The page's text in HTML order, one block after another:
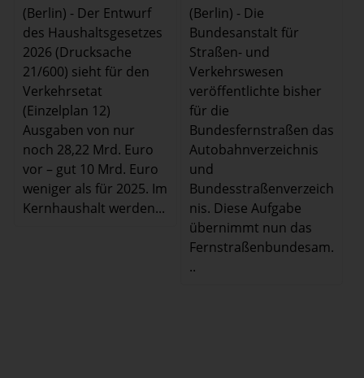
(Berlin) - Der Entwurf
des Haushaltsgesetzes
2026 (Drucksache
21/600) sieht für den
Verkehrsetat
(Einzelplan 12)
Ausgaben von nur
noch 28,22 Mrd. Euro
vor – gut 10 Mrd. Euro
weniger als für 2025. Im
Kernhaushalt werden...
(Berlin) - Die
Bundesanstalt für
Straßen- und
Verkehrswesen
veröffentlichte bisher
für die
Bundesfernstraßen das
Autobahnverzeichnis
und
Bundesstraßenverzeich
nis. Diese Aufgabe
übernimmt nun das
Fernstraßenbundesam.
..